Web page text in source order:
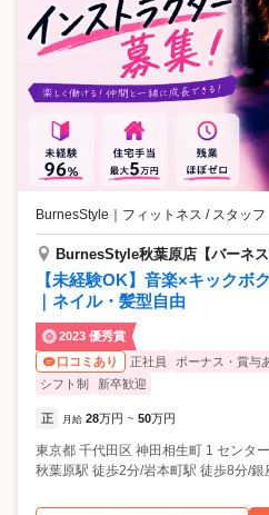
BurnesStyle フィットネス / スタッフ
BurnesStyle秋葉原店【バーネス
【未経験OK】音楽×キックボ
｜ネイル・髪型自由
2023 優秀賞
口コミあり
正社員 ボーナス・賞与
シフト制
新卒歓迎
正 月給 28万円 ~ 50万円
東京都 千代田区 神田相生町 1 センタ
秋葉原駅 徒歩2分/岩本町駅 徒歩8分/銀